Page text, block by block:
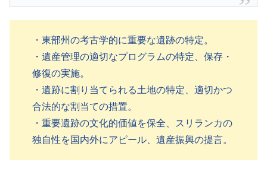
・東部州の考古学的に重要な遺跡の特定。
・遺産管理の適切なプログラムの特定、保存・
修復の実施。
・遺跡に割り当てられる土地の特定、適切かつ
合法的な割当ての措置。
・重要遺跡の文化的価値を保全、スリランカの
独自性を国内外にアピール、遺産振興の提言。